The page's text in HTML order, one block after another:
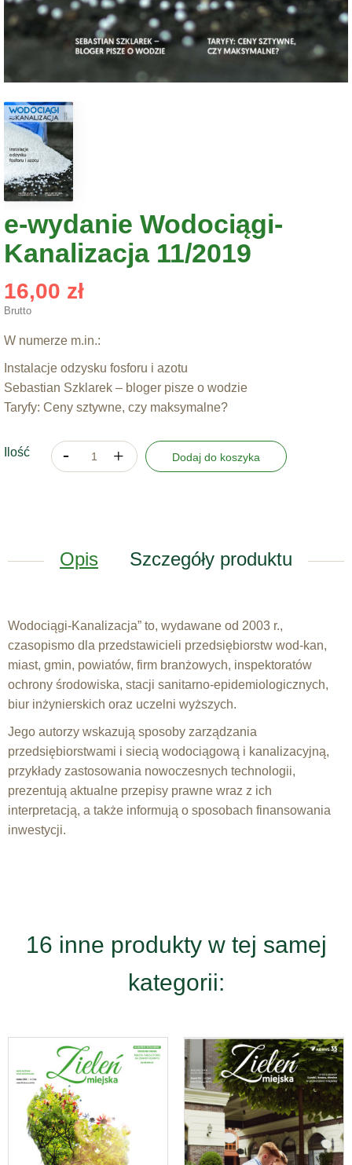
e-wydanie Wodociągi-
Kanalizacja 11/2019
16,00 zł
Brutto
W numerze m.in.:
Instalacje odzysku fosforu i azotu
Sebastian Szklarek – bloger pisze o wodzie
Taryfy: Ceny sztywne, czy maksymalne?
Ilość Dodaj do koszyka
Opis Szczegóły produktu
Wodociągi-Kanalizacja” to, wydawane od 2003 r.,
czasopismo dla przedstawicieli przedsiębiorstw wod-kan,
miast, gmin, powiatów, firm branżowych, inspektoratów
ochrony środowiska, stacji sanitarno-epidemiologicznych,
biur inżynierskich oraz uczelni wyższych.
Jego autorzy wskazują sposoby zarządzania
przedsiębiorstwami i siecią wodociągową i kanalizacyjną,
przykłady zastosowania nowoczesnych technologii,
prezentują aktualne przepisy prawne wraz z ich
interpretacją, a także informują o sposobach finansowania
inwestycji.
16 inne produkty w tej samej
kategorii: